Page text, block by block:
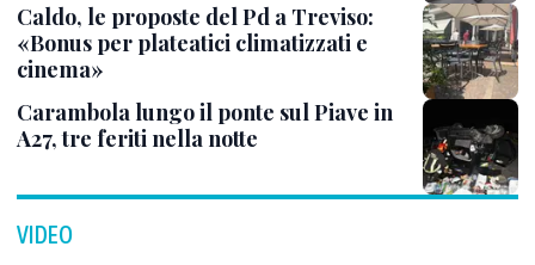
Caldo, le proposte del Pd a Treviso:
«Bonus per plateatici climatizzati e
cinema»
Carambola lungo il ponte sul Piave in
A27, tre feriti nella notte
VIDEO